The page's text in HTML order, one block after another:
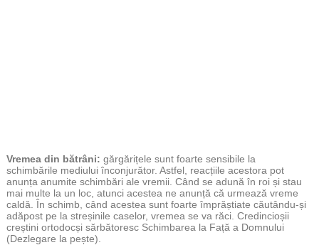
Vremea din bătrâni: gărgărițele sunt foarte sensibile la
schimbările mediului înconjurător. Astfel, reacțiile acestora pot
anunța anumite schimbări ale vremii. Când se adună în roi și stau
mai multe la un loc, atunci acestea ne anunță că urmează vreme
caldă. În schimb, când acestea sunt foarte împrăștiate căutându-și
adăpost pe la streșinile caselor, vremea se va răci. Credincioșii
creștini ortodocși sărbătoresc Schimbarea la Față a Domnului
(Dezlegare la pește).